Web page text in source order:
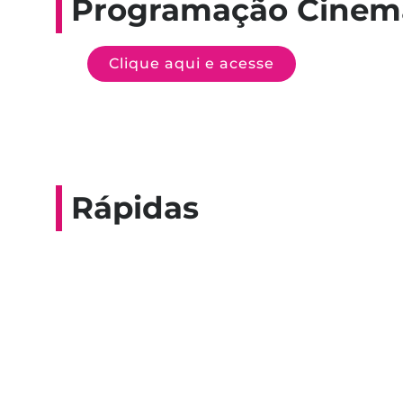
Programação
Clique aqui e acesse
Rápidas